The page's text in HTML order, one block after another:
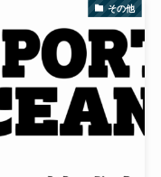
その他